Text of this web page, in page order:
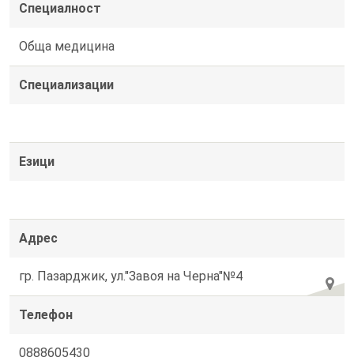
Специалност
Обща медицина
Специализации
Езици
Адрес
гр. Пазарджик, ул."Завоя на Черна"№4
Телефон
0888605430